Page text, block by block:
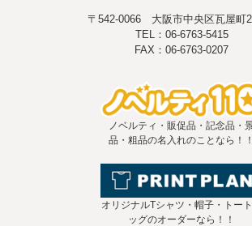
〒542-0066 大阪市中央区瓦屋町
TEL：06-6763-5415
FAX：06-6763-0207
ノベルティ・販促品・記念品・
品・粗品の名入れのことなら！！
オリジナルTシャツ・帽子・トー
ッグのオーダーなら！！